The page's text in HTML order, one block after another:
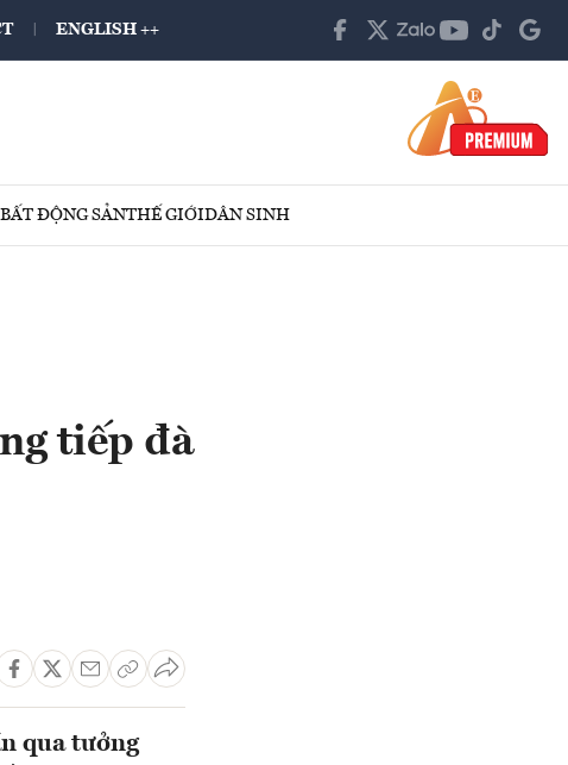
ENGLISH ++
BẤT ĐỘNG SẢNTHẾ GIỚIDÂN SINH
tiếp đà
qua tưởng